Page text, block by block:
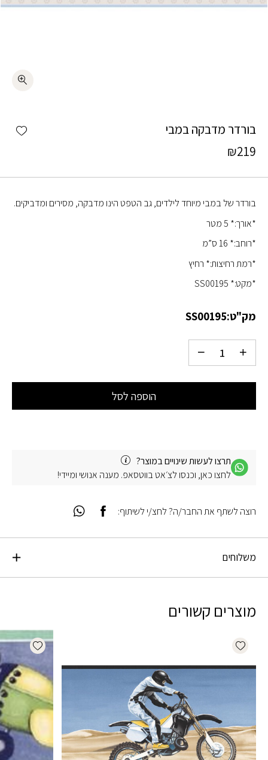
בורדר מדבקה במבי
₪219
בורדר של במבי מיוחד לילדים, גב הטפט הינו מדבקה, מסירים ומדביקים.
*אורך:* 5 מטר
*רוחב:* 16 ס”מ
*רמת רחיצות:* רחיץ
*מקט:* SS00195
מק"ט:SS00195
הוספה לסל
תרצו לעשות שינויים במוצר?
לחצו כאן, וכנסו לצ׳אט בווטסאפ. מענה אנושי ומיידי!
משלוחים
רוצה לשתף את החבר/ה? לחצ/י לשיתוף:
מוצרים קשורים
Add wishlist
wishlist